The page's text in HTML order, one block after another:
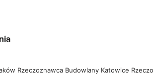
Rzeczoznawca Budowlany Katowice